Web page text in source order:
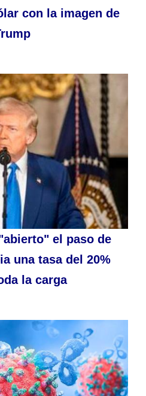
con la imagen de
el paso de
una tasa del 20%
la carga